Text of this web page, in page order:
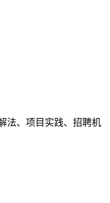
法、项目实践、招聘机